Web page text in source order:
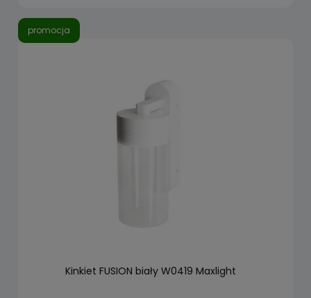
Kinkiet FUSION biały W0419 Maxlight
promocja